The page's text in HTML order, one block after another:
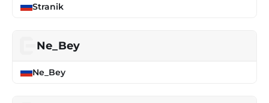
Stranik
Ne_Bey
Ne_Bey